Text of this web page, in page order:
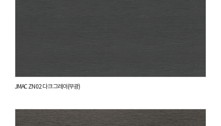
JMAC ZN 02 다크 그레이(무광)